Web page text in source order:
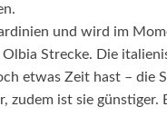
und wird im
Strecke. Die
etwas Zeit hast – die
zudem ist sie günstiger.